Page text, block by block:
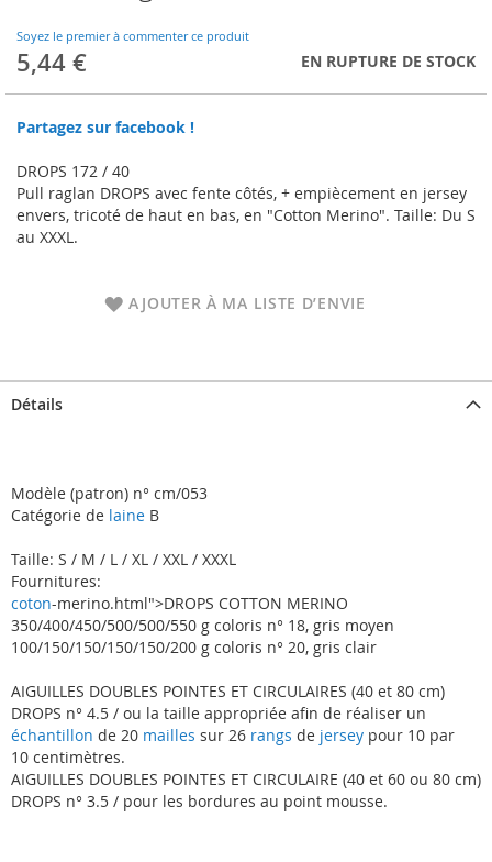
Soyez le premier à commenter ce produit
5,44 € EN RUPTURE DE STOCK
Partagez sur facebook !
DROPS 172 / 40
Pull raglan DROPS avec fente côtés, + empiècement en jersey
envers, tricoté de haut en bas, en "Cotton Merino". Taille: Du S
au XXXL.
AJOUTER À MA LISTE D’ENVIE
beginning
of
the
gallery
Détails
Modèle (patron) n° cm/053
Catégorie de laine B
Taille: S / M / L / XL / XXL / XXXL
Fournitures:
coton-merino.html">DROPS COTTON MERINO
350/400/450/500/500/550 g coloris n° 18, gris moyen
100/150/150/150/150/200 g coloris n° 20, gris clair
AIGUILLES DOUBLES POINTES ET CIRCULAIRES (40 et 80 cm)
DROPS n° 4.5 / ou la taille appropriée afin de réaliser un
échantillon de 20 mailles sur 26 rangs de jersey pour 10 par
10 centimètres.
AIGUILLES DOUBLES POINTES ET CIRCULAIRE (40 et 60 ou 80 cm)
DROPS n° 3.5 / pour les bordures au point mousse.